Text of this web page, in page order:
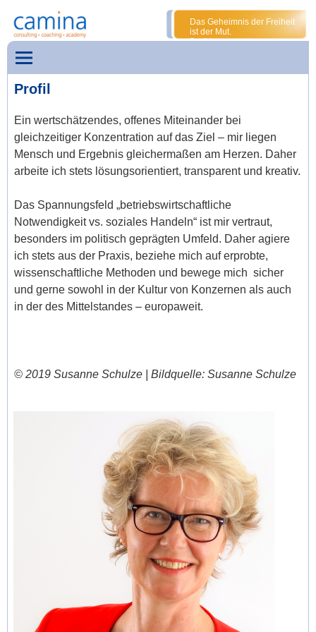
Das Geheimnis der Freiheit
ist der Mut.
Perikles
Profil
Ein wertschätzendes, offenes Miteinander bei
gleichzeitiger Konzentration auf das Ziel – mir liegen
Mensch und Ergebnis gleichermaßen am Herzen. Daher
arbeite ich stets lösungsorientiert, transparent und kreativ.
Das Spannungsfeld „betriebswirtschaftliche
Notwendigkeit vs. soziales Handeln“ ist mir vertraut,
besonders im politisch geprägten Umfeld. Daher agiere
ich stets aus der Praxis, beziehe mich auf erprobte,
wissenschaftliche Methoden und bewege mich sicher
und gerne sowohl in der Kultur von Konzernen als auch
in der des Mittelstandes – europaweit.
© 2019 Susanne Schulze | Bildquelle: Susanne Schulze